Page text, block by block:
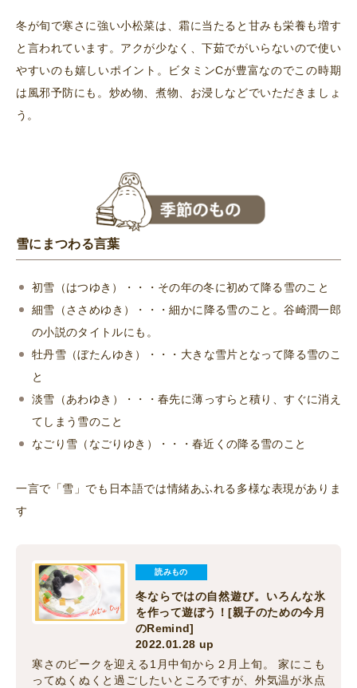
冬が旬で寒さに強い小松菜は、霜に当たると甘みも栄養も増す
と言われています。アクが少なく、下茹でがいらないので使い
やすいのも嬉しいポイント。ビタミンCが豊富なのでこの時期
は風邪予防にも。炒め物、煮物、お浸しなどでいただきましょ
う。
雪にまつわる言葉
初雪（はつゆき）・・・その年の冬に初めて降る雪のこと
細雪（ささめゆき）・・・細かに降る雪のこと。谷崎潤一郎
の小説のタイトルにも。
牡丹雪（ぼたんゆき）・・・大きな雪片となって降る雪のこ
と
淡雪（あわゆき）・・・春先に薄っすらと積り、すぐに消え
てしまう雪のこと
なごり雪（なごりゆき）・・・春近くの降る雪のこと
一言で「雪」でも日本語では情緒あふれる多様な表現がありま
す
読みもの
冬ならではの自然遊び。いろんな氷
を作って遊ぼう！[親子のための今月
のRemind]
2022.01.28 up
寒さのピークを迎える1月中旬から２月上旬。 家にこも
ってぬくぬくと過ごしたいところですが、外気温が氷点